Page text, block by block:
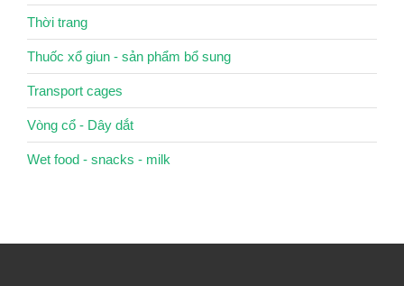
Thời trang
Thuốc xổ giun - sản phẩm bổ sung
Transport cages
Vòng cổ - Dây dắt
Wet food - snacks - milk